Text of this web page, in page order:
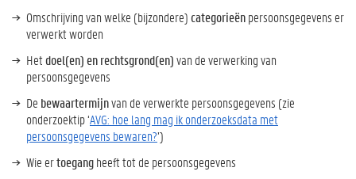
Omschrijving van welke (bijzondere)categorieënpersoonsgegevens er
verwerkt worden
Hetdoel(en) en rechtsgrond(en)van de verwerking van
persoonsgegevens
De bewaartermijnvan de verwerkte persoonsgegevens (zie
onderzoektip ‘AVG: hoe lang mag ik onderzoeksdata met
persoonsgegevens bewaren?’)
Wie ertoegangheeft tot de persoonsgegevens